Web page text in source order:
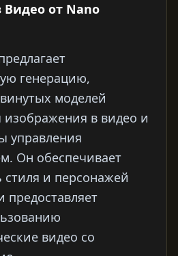
от Nano
генерацию,
моделей
изображения в видео и
управления
Он обеспечивает
стиля и персонажей
видео со